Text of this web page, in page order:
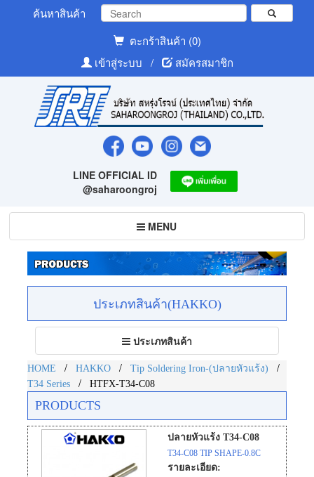
ค้นหาสินค้า
ตะกร้าสินค้า (0)
เข้าสู่ระบบ
/ สมัครสมาชิก
LINE OFFICIAL ID
@saharoongroj
Toggle
navigation
MENU
ประเภทสินค้า(HAKKO)
Toggle
navigation
ประเภทสินค้า
HOME / HAKKO / Tip Soldering Iron-(ปลายหัวแร้ง) /
T34 Series / HTFX-T34-C08
PRODUCTS
ปลายหัวแร้ง T34-C08
T34-C08 TIP SHAPE-0.8C
รายละเอียด: